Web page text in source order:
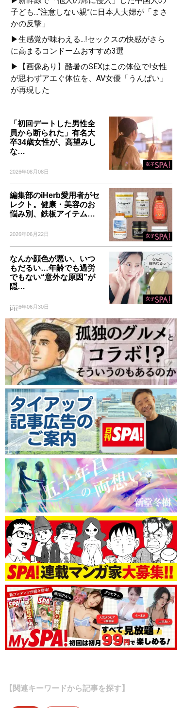
子ども...“注意しない親”に日本人夫婦が「まさ
かの反撃」
▶生感覚が味わえる...!セックスの快感がさら
に高まるコンドームおすすめ3選
▶【画像あり】酷暑のSEXはこの体位で!女性
が思わずアエぐ体位を、AV女優「うんぱい」
が再現した
「初回デートした男性全
員から断られた」有名大
卒34歳女性が、高望みし
な…
2026年08月08日
編集部のiHerb愛用者がセ
レクト。健康・美容のお
悩み別、鉄板アイテム…
2026年06月22日
なんか顔色が悪い、いつ
もだるい…年齢でも過労
でもない“意外な原因”が
隠…
2026年06月30日
PR
【関連キーワードから記事を探す】